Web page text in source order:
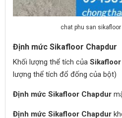
chat phu san
Định mức Sikafloor Chapdur
Khối lượng thể tích của
lượng thể tích đổ đống của bột)
Định mức Sikafloor Chapdur
Định mức Sikafloor Chapdur